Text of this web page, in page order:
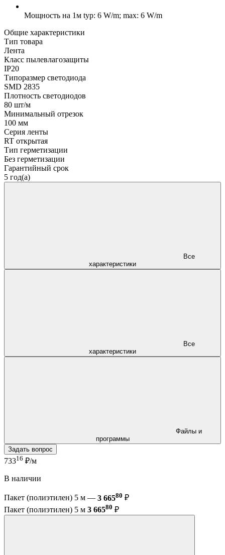
Мощность на 1м typ: 6 W/m; max: 6 W/m
Общие характеристики
Тип товара
Лента
Класс пылевлагозащиты
IP20
Типоразмер светодиода
SMD 2835
Плотность светодиодов
80 шт/м
Минимальный отрезок
100 мм
Серия ленты
RT открытая
Тип герметизации
Без герметизации
Гарантийный срок
5 год(а)
характеристики
характеристики
программы
Задать вопрос
73316 ₽/м
В наличии
Пакет (полиэтилен) 5 м — 3 66580 ₽
Пакет (полиэтилен) 5 м 3 66580 ₽